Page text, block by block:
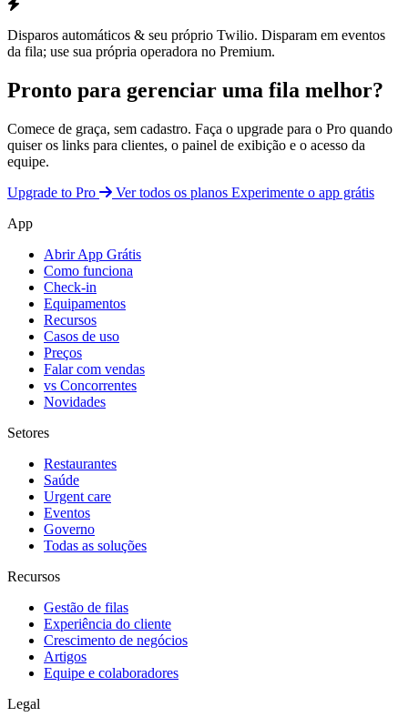
Disparos automáticos & seu próprio Twilio. Disparam em eventos
da fila; use sua própria operadora no Premium.
Pronto para gerenciar uma fila melhor?
Comece de graça, sem cadastro. Faça o upgrade para o Pro quando
quiser os links para clientes, o painel de exibição e o acesso da
equipe.
Upgrade to Pro
Ver todos os planos Experimente o app grátis
App
Abrir App Grátis
Como funciona
Check-in
Equipamentos
Recursos
Casos de uso
Preços
Falar com vendas
vs Concorrentes
Novidades
Setores
Restaurantes
Saúde
Urgent care
Eventos
Governo
Todas as soluções
Recursos
Gestão de filas
Experiência do cliente
Crescimento de negócios
Artigos
Equipe e colaboradores
Legal